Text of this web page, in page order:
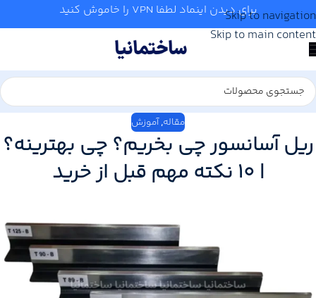
Skip to navigation
Skip to main content
برای دیدن اینماد لطفا VPN را خاموش کنید
مقاله,آموزش
ریل آسانسور چی بخریم؟ چی بهترینه؟
| 10 نکته مهم قبل از خرید